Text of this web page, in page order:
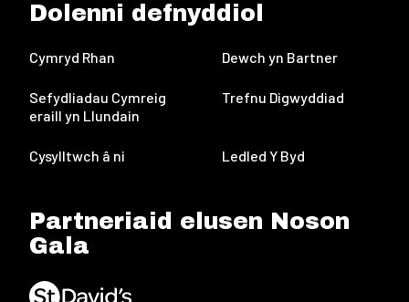
Dolenni defnyddiol
Cymryd Rhan Dewch yn Bartner
Sefydliadau Cymreig
eraill yn Llundain
Trefnu Digwyddiad
Cysylltwch â ni Ledled Y Byd
Partneriaid elusen Noson
Gala